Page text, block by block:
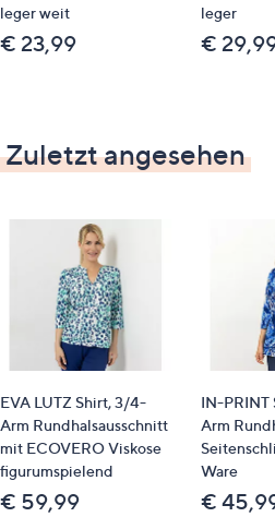
leger weit
€ 23,99
leger
€
Zuletzt angesehen
EVA LUTZ Shirt, 3/4-
Arm Rundhalsausschnitt
mit ECOVERO Viskose
figurumspielend
€ 59,99
IN-PRINT
Arm
Ware
€